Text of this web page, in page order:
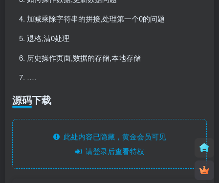
加减乘除字符串的拼接,处理第一个0的问题
退格,清0处理
历史操作页面,数据的存储,本地存储
….
源码下载
此处内容已隐藏，黄金会员可见
请登录后查看特权